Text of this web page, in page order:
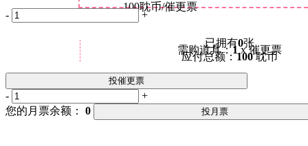
100耽币/催更票
已拥有0张
需购道具：1x 催更票
应付总额：100耽币
- +
投催更票
-
+
您的月票余额： 0 投月票